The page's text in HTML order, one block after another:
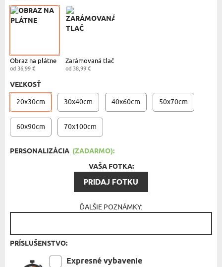
Obraz na plátne
od 36,99 €
Zarámovaná tlač
od 38,99 €
VEĽKOSŤ
20x30cm 30x40cm 40x60cm 50x70cm
60x90cm 70x100cm
PERSONALIZÁCIA (ZADARMO):
VAŠA FOTKA:
PRIDAJ FOTKU
ĎALŠIE POZNÁMKY:
PRÍSLUŠENSTVO:
Expresné vybavenie